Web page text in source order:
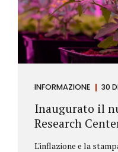
INFORMAZIONE 30
Inaugurato il
Research
L'inflazione e la